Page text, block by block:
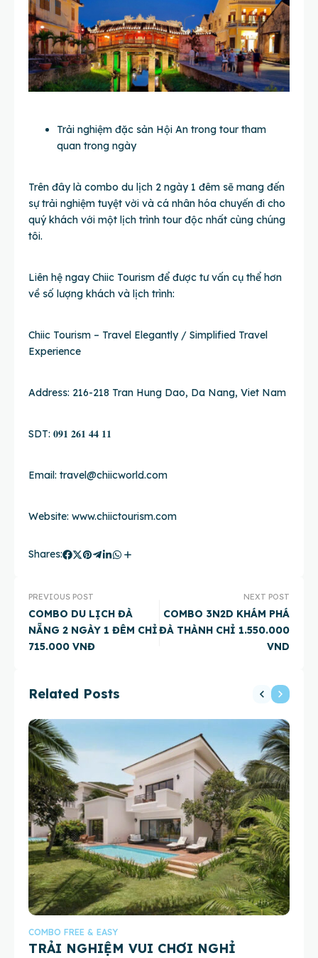
Trải nghiệm đặc sản Hội An trong tour tham
quan trong ngày
Trên đây là combo du lịch 2 ngày 1 đêm sẽ mang đến
sự trải nghiệm tuyệt vời và cá nhân hóa chuyến đi cho
quý khách với một lịch trình tour độc nhất cùng chúng
tôi.
Liên hệ ngay Chiic Tourism để được tư vấn cụ thể hơn
về số lượng khách và lịch trình:
Chiic Tourism – Travel Elegantly / Simplified Travel
Experience
Address: 216-218 Tran Hung Dao, Da Nang, Viet Nam
SDT: 𝟎𝟗𝟏 𝟐𝟔𝟏 𝟒𝟒 𝟏𝟏
Email: travel@chiicworld.com
Website: www.chiictourism.com
Shares:
PREVIOUS POST
COMBO DU LỊCH ĐÀ
NẴNG 2 NGÀY 1 ĐÊM CHỈ
715.000 VNĐ
NEXT POST
COMBO 3N2D KHÁM PHÁ
ĐÀ THÀNH CHỈ 1.550.000
VND
Related Posts
COMBO FREE & EASY
TRẢI NGHIỆM VUI CHƠI NGHỈ